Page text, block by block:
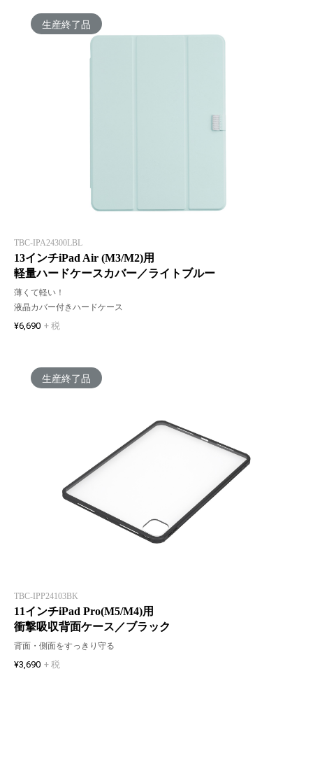
生産終了品
TBC-IPA24300LBL
13インチiPad Air (M3/M2)用
軽量ハードケースカバー／ライトブルー
薄くて軽い！
液晶カバー付きハードケース
¥6,690 + 税
生産終了品
TBC-IPP24103BK
11インチiPad Pro(M5/M4)用
衝撃吸収背面ケース／ブラック
背面・側面をすっきり守る
¥3,690 + 税